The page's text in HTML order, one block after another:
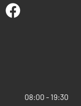

08:00 - 19:30